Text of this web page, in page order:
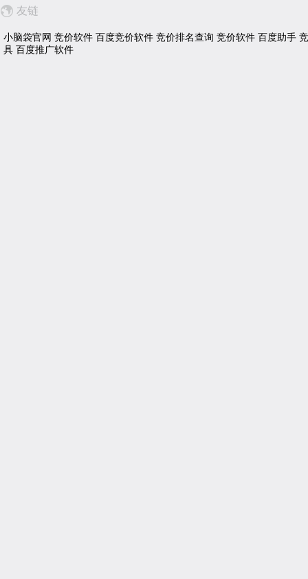
友链
小脑袋官网 竞价软件 百度竞价软件 竞价排名查询 竞价软件 百度助手
具 百度推广软件